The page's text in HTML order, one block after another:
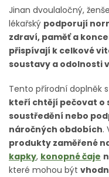
Jinan dvoulaločný,
lékařský podporují
zdraví, paměť a
přispívají k celkové
soustavy a odolnosti
Tento přírodní doplněk
kteří chtějí pečovat o
soustředění nebo
náročných obdobích.
produkty zaměřené
kapky, konopné čaje
které mohou být